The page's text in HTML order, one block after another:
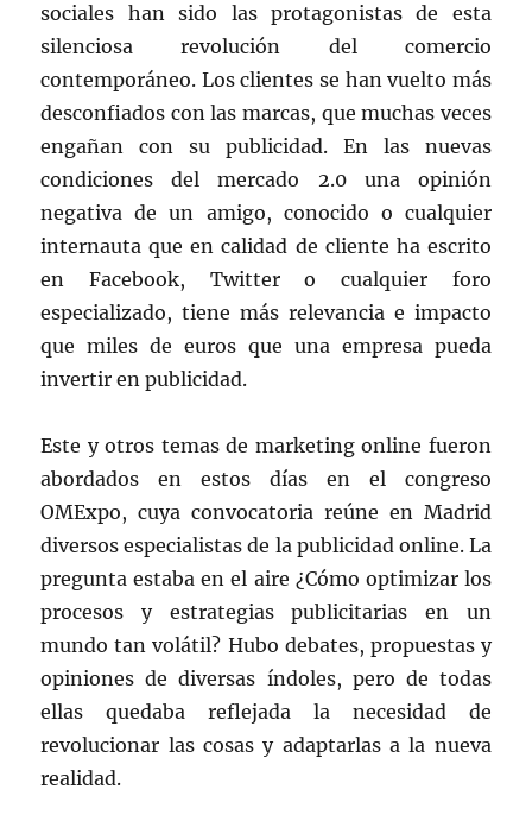
sociales han sido las protagonistas de esta
silenciosa revolución del comercio
contemporáneo. Los clientes se han vuelto más
desconfiados con las marcas, que muchas veces
engañan con su publicidad. En las nuevas
condiciones del mercado 2.0 una opinión
negativa de un amigo, conocido o cualquier
internauta que en calidad de cliente ha escrito
en Facebook, Twitter o cualquier foro
especializado, tiene más relevancia e impacto
que miles de euros que una empresa pueda
invertir en publicidad.
Este y otros temas de marketing online fueron
abordados en estos días en el congreso
OMExpo, cuya convocatoria reúne en Madrid
diversos especialistas de la publicidad online. La
pregunta estaba en el aire ¿Cómo optimizar los
procesos y estrategias publicitarias en un
mundo tan volátil? Hubo debates, propuestas y
opiniones de diversas índoles, pero de todas
ellas quedaba reflejada la necesidad de
revolucionar las cosas y adaptarlas a la nueva
realidad.